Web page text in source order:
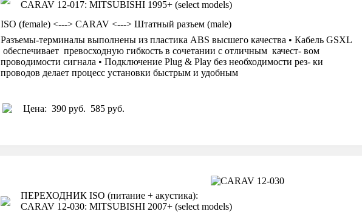
CARAV 12-017: MITSUBISHI 1995+ (select models)
ISO (female) <---> CARAV <---> Штатный разъем (male)
Разъемы-терминалы выполнены из пластика ABS высшего качества • Кабель GSXL
обеспечивает превосходную гибкость в сочетании с отличным качест- вом
проводимости сигнала • Подключение Plug & Play без необходимости рез- ки
проводов делает процесс установки быстрым и удобным
Цена: 390 руб. 585 руб.
ПЕРЕХОДНИК ISO (питание + акустика):
CARAV 12-030: MITSUBISHI 2007+ (select models)